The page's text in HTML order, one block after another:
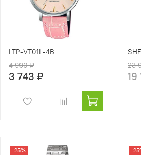
LTP-VT01L-4B
4 990 ₽
3 743 ₽
23
19
-25% -